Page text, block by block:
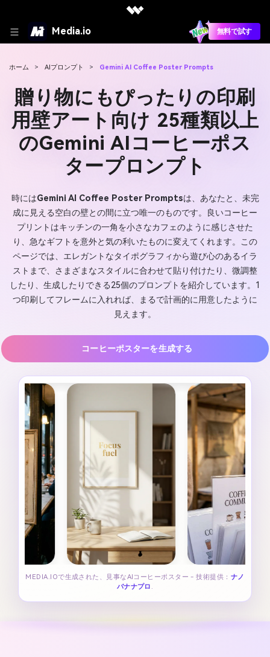
Media.io 無料で試す
ホーム > AIプロンプト > Gemini AI Coffee Poster Prompts
贈り物にもぴったりの印刷
用壁アート向け 25種類以上
のGemini AIコーヒーポス
タープロンプト
時にはGemini AI Coffee Poster Promptsは、あなたと、未完
成に見える空白の壁との間に立つ唯一のものです。良いコーヒー
プリントはキッチンの一角を小さなカフェのように感じさせた
り、急なギフトを意外と気の利いたものに変えてくれます。この
ページでは、エレガントなタイポグラフィから遊び心のあるイラ
ストまで、さまざまなスタイルに合わせて貼り付けたり、微調整
したり、生成したりできる25個のプロンプトを紹介しています。1
つ印刷してフレームに入れれば、まるで計画的に用意したように
見えます。
コーヒーポスターを生成する
MEDIA.IOで生成された、見事なAIコーヒーポスター - 技術提供： ナノ
バナナプロ .